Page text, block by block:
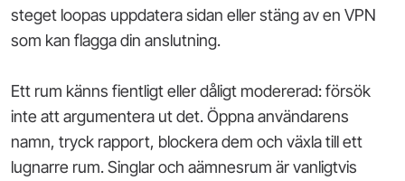
steget loopas uppdatera sidan eller stäng av en VPN
som kan flagga din anslutning.
Ett rum känns fientligt eller dåligt modererad: försök
inte att argumentera ut det. Öppna användarens
namn, tryck rapport, blockera dem och växla till ett
lugnarre rum. Singlar och aämnesrum är vanligtvis